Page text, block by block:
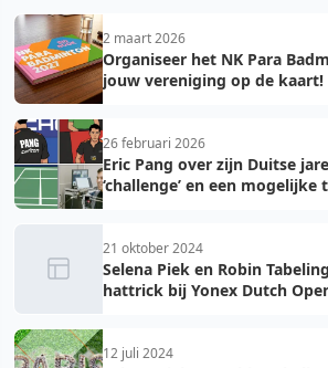
2 maart 2026
Organiseer het NK Para
jouw vereniging op de kaart!
26 februari 2026
Eric Pang over zijn Duitse
‘challenge’ en een mogelijke
21 oktober 2024
Selena Piek en Robin
hattrick bij Yonex Dutch
12 juli 2024